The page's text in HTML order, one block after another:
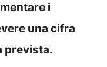
i
una cifra
prevista.